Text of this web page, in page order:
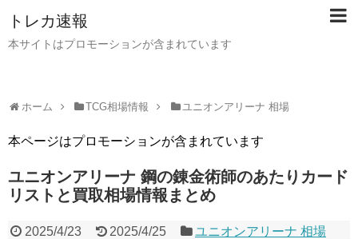
トレカ速報
本サイトはプロモーションが含まれています
ホーム TCG相場情報 ユニオンアリーナ 相場
本ページはプロモーションが含まれています
ユニオンアリーナ 鋼の錬金術師のあたりカード
リストと買取相場情報まとめ
2025/4/23 2025/4/25 ユニオンアリーナ 相場